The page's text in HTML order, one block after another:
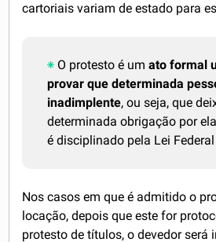
cartoriais variam de estado para
O protesto é um ato formal
provar que determinada
inadimplente, ou seja, que
determinada obrigação por
é disciplinado pela Lei
Nos casos em que é admitido o
locação, depois que este for
protesto de títulos, o devedor será